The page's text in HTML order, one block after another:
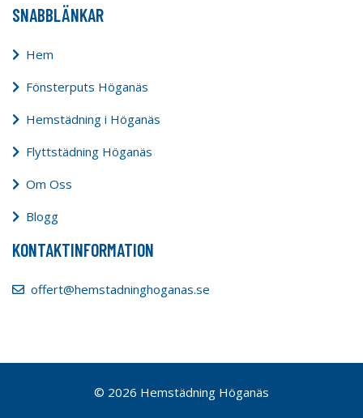
SNABBLÄNKAR
Hem
Fönsterputs Höganäs
Hemstädning i Höganäs
Flyttstädning Höganäs
Om Oss
Blogg
KONTAKTINFORMATION
offert@hemstadninghoganas.se
© 2026 Hemstädning Höganäs